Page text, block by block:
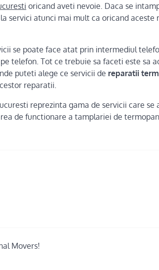
oricand aveti nevoie. Daca se
servici atunci mai mult ca oricand
se poate face atat prin intermediul
telefon. Tot ce trebuie sa faceti este sa
puteti alege ce servicii de reparatii
reparatii.
reprezinta gama de servicii care se
de functionare a tamplariei de termopan.
Movers!